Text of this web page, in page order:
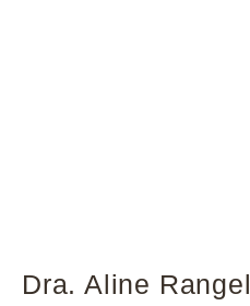
Dra. Aline Rangel